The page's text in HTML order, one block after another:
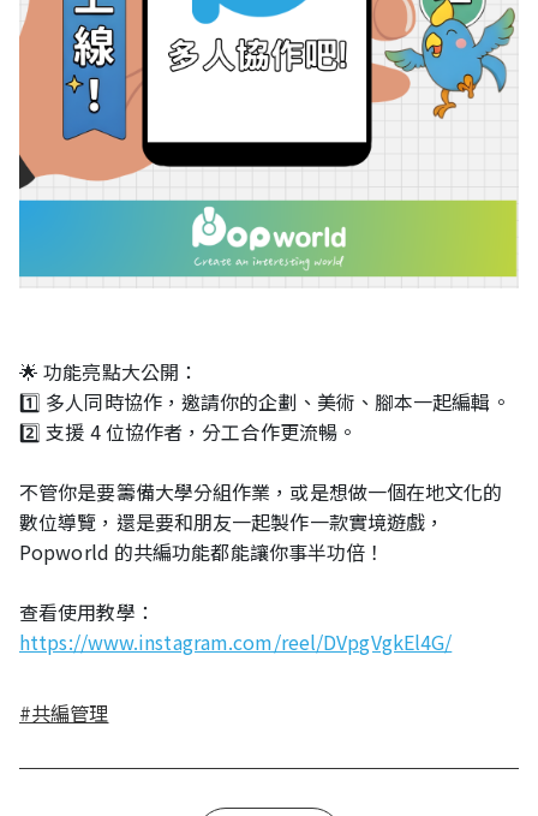
🌟 功能亮點大公開：
1️⃣ 多人同時協作，邀請你的企劃、美術、腳本一起編輯。
2️⃣ 支援 4 位協作者，分工合作更流暢。
不管你是要籌備大學分組作業，或是想做一個在地文化的
數位導覽，還是要和朋友一起製作一款實境遊戲，
Popworld 的共編功能都能讓你事半功倍！
查看使用教學：
https://www.instagram.com/reel/DVpgVgkEl4G/
#共編管理